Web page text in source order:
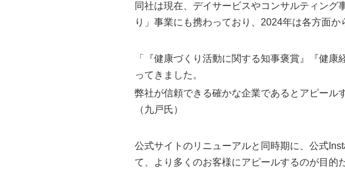
同社は現在、デイサービスやコンサルティング
り」事業にも携わっており、2024年は各方面か
「『健康づくり活動に関する知事褒賞』『健
ってきました。
弊社が信頼できる確かな企業であるとアピール
（九戸氏）
公式サイトのリニューアルと同時期に、公式
て、より多くのお客様にアピールするのが目的だ